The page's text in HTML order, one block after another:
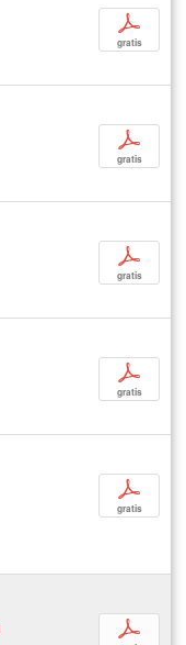
p
gratis
p
gratis
p
gratis
p
gratis
p
gratis
p